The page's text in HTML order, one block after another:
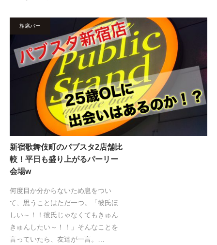
相席バー
新宿歌舞伎町のパブスタ2店舗比
較！平日も盛り上がるパーリー
会場w
何度目か分からないため息をつい
て、思うことはただ一つ。「彼氏ほ
しい～！！彼氏じゃなくてもきゅん
きゅんしたい～！！」そんなことを
言っていたら、友達が一言。…